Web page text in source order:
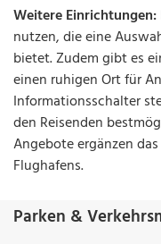
Weitere Einrichtungen:
nutzen, die eine
bietet. Zudem gibt es
einen ruhigen Ort für
Informationsschalter
den Reisenden
Angebote ergänzen
Flughafens.
Parken &